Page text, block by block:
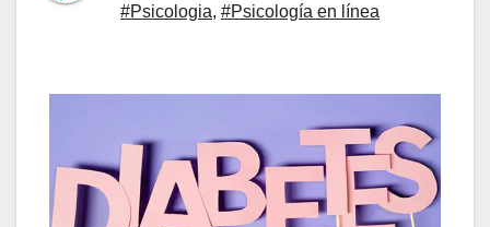
#Psicologia, #Psicología en línea